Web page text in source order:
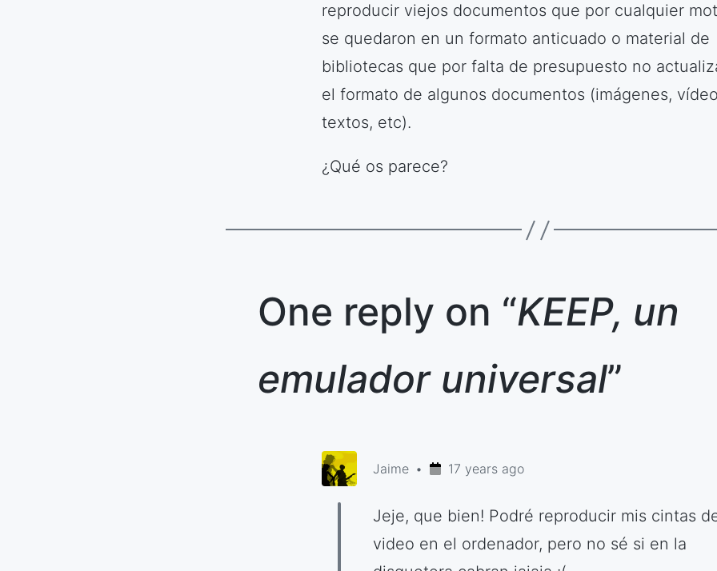
reproducir viejos documentos que por cualquier
se quedaron en un formato anticuado o material de
bibliotecas que por falta de presupuesto no
el formato de algunos documentos (imágenes,
textos, etc).
¿Qué os parece?
One reply on “KEEP, un
emulador universal”
Jaime 17 years ago
Jeje, que bien! Podré reproducir mis cintas
video en el ordenador, pero no sé si en la